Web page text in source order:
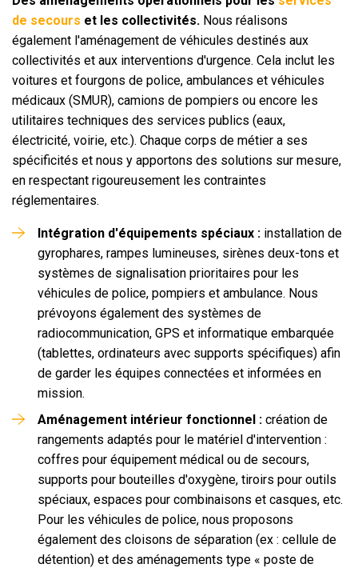
de secours et les collectivités. Nous réalisons
également l'aménagement de véhicules destinés aux
collectivités et aux interventions d'urgence. Cela inclut les
voitures et fourgons de police, ambulances et véhicules
médicaux (SMUR), camions de pompiers ou encore les
utilitaires techniques des services publics (eaux,
électricité, voirie, etc.). Chaque corps de métier a ses
spécificités et nous y apportons des solutions sur mesure,
en respectant rigoureusement les contraintes
réglementaires.
Intégration d'équipements spéciaux : installation de
gyrophares, rampes lumineuses, sirènes deux-tons et
systèmes de signalisation prioritaires pour les
véhicules de police, pompiers et ambulance. Nous
prévoyons également des systèmes de
radiocommunication, GPS et informatique embarquée
(tablettes, ordinateurs avec supports spécifiques) afin
de garder les équipes connectées et informées en
mission.
Aménagement intérieur fonctionnel : création de
rangements adaptés pour le matériel d'intervention :
coffres pour équipement médical ou de secours,
supports pour bouteilles d'oxygène, tiroirs pour outils
spéciaux, espaces pour combinaisons et casques, etc.
Pour les véhicules de police, nous proposons
également des cloisons de séparation (ex : cellule de
détention) et des aménagements type « poste de